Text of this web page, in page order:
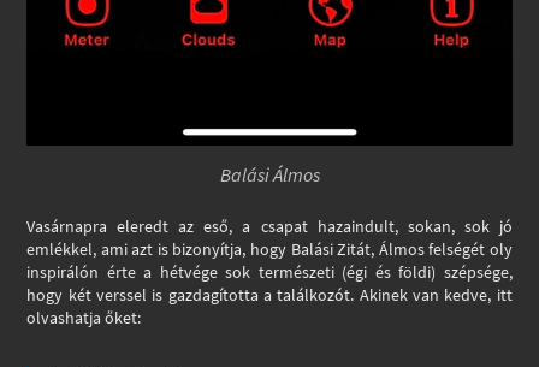
Balási Álmos
Vasárnapra eleredt az eső, a csapat hazaindult, sokan, sok jó
emlékkel, ami azt is bizonyítja, hogy Balási Zitát, Álmos felségét oly
inspirálón érte a hétvége sok természeti (égi és földi) szépsége,
hogy két verssel is gazdagította a találkozót. Akinek van kedve, itt
olvashatja őket: